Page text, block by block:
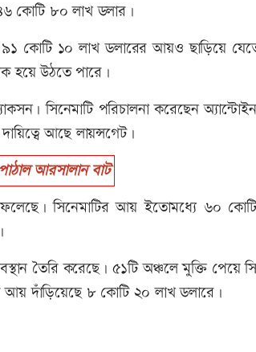
কোটি ৮০ লাখ ডলার।
৯১ কোটি ১০ লাখ ডলারের আয়ও ছাড়িয়ে
হয়ে উঠতে পারে।
সিনেমাটি পরিচালনা করেছেন
আছে লায়ন্সগেট।
আরসালান বাট
সিনেমাটির আয় ইতোমধ্যে ৬০
তৈরি করেছে। ৫১টি অঞ্চলে মুক্তি পেয়ে
আয় দাঁড়িয়েছে ৮ কোটি ২০ লাখ ডলারে।